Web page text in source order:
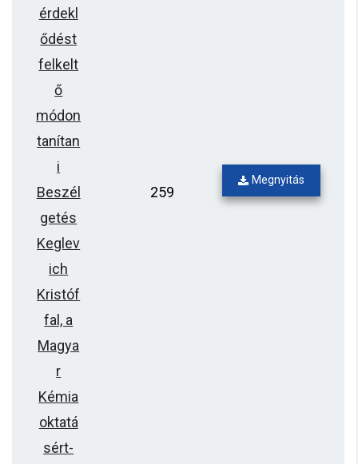
érdekl
ődést
felkelt
ő
módon
tanítan
i
Beszél
getés
Keglev
ich
Kristóf
fal, a
Magya
r
Kémia
oktatá
sért-
259
Megnyitás